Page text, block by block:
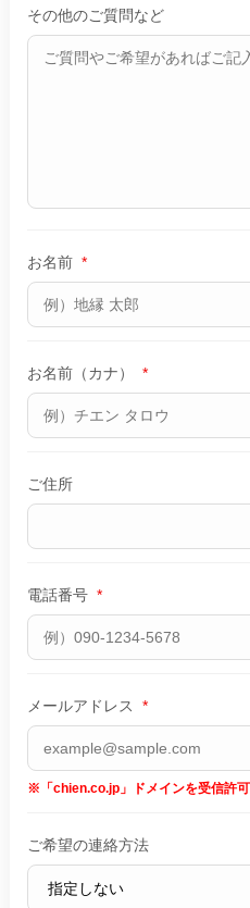
その他のご質問など
お名前 *
お名前（カナ） *
ご住所
電話番号 *
メールアドレス *
※「chien.co.jp」ドメインを受信許
ご希望の連絡方法